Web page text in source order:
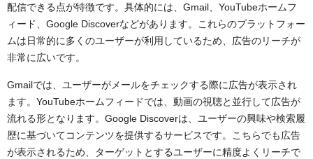
配信できる点が特徴です。具体的には、Gmail、YouTubeホームフ
ィード、Google Discoverなどがあります。これらのプラットフォー
ムは日常的に多くのユーザーが利用しているため、広告のリーチが
非常に広いです。
Gmailでは、ユーザーがメールをチェックする際に広告が表示され
ます。YouTubeホームフィードでは、動画の視聴と並行して広告が
流れる形となります。Google Discoverは、ユーザーの興味や検索履
歴に基づいてコンテンツを提供するサービスです。こちらでも広告
が表示されるため、ターゲットとするユーザーに精度よくリーチで